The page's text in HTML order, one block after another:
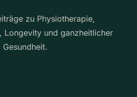
zu Physiotherapie,
Longevity und ganzheitlicher
Gesundheit.